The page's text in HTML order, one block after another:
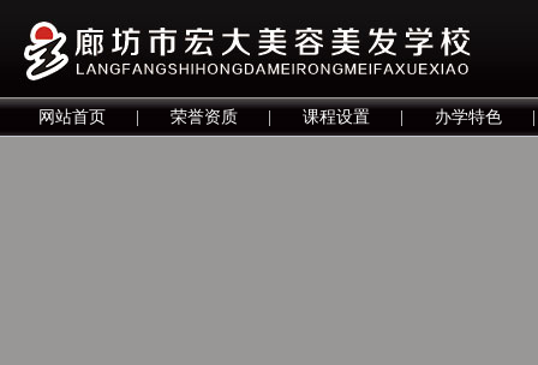
网站首页 荣誉资质 课程设置 办学特色